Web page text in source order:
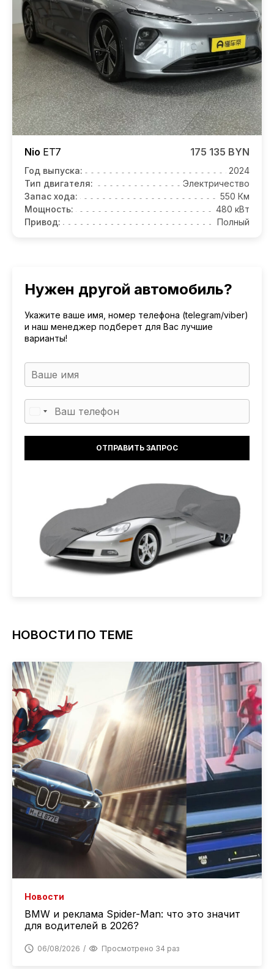
Nio ET7 175 135 BYN
Год выпуска:
2024
Тип двигателя:
Электричество
Запас хода:
550 Км
Мощность:
480 кВт
Привод:
Полный
Нужен другой автомобиль?
Укажите ваше имя, номер телефона (telegram/viber)
и наш менеджер подберет для Вас лучшие
варианты!
НОВОСТИ ПО ТЕМЕ
Новости
BMW и реклама Spider-Man: что это значит
для водителей в 2026?
06/08/2026 Просмотрено 34 раз